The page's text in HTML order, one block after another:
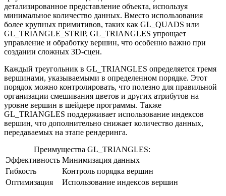
детализированное представление объекта, используя
минимальное количество данных. Вместо использования
более крупных примитивов, таких как GL_QUADS или
GL_TRIANGLE_STRIP, GL_TRIANGLES упрощает
управление и обработку вершин, что особенно важно при
создании сложных 3D-сцен.
Каждый треугольник в GL_TRIANGLES определяется тремя
вершинами, указываемыми в определенном порядке. Этот
порядок можно контролировать, что полезно для правильной
организации смешивания цветов и других атрибутов на
уровне вершин в шейдере программы. Также
GL_TRIANGLES поддерживает использование индексов
вершин, что дополнительно снижает количество данных,
передаваемых на этапе рендеринга.
Преимущества GL_TRIANGLES:
Эффективность Минимизация данных
Гибкость
Контроль порядка вершин
Оптимизация
Использование индексов вершин